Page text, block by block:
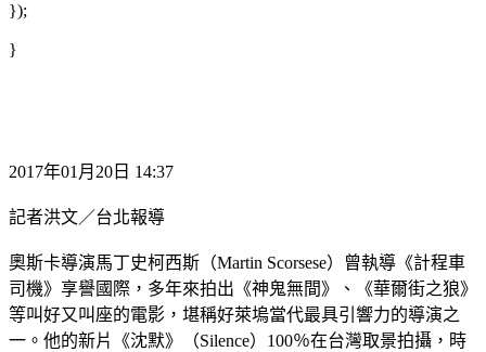
});
}
2017年01月20日 14:37
記者洪文／台北報導
奧斯卡導演馬丁史柯西斯（Martin Scorsese）曾執導《計程車
司機》享譽國際，多年來拍出《神鬼無間》、《華爾街之狼》
等叫好又叫座的電影，堪稱好萊塢當代最具引響力的導演之
一。他的新片《沈默》（Silence）100％在台灣取景拍攝，時